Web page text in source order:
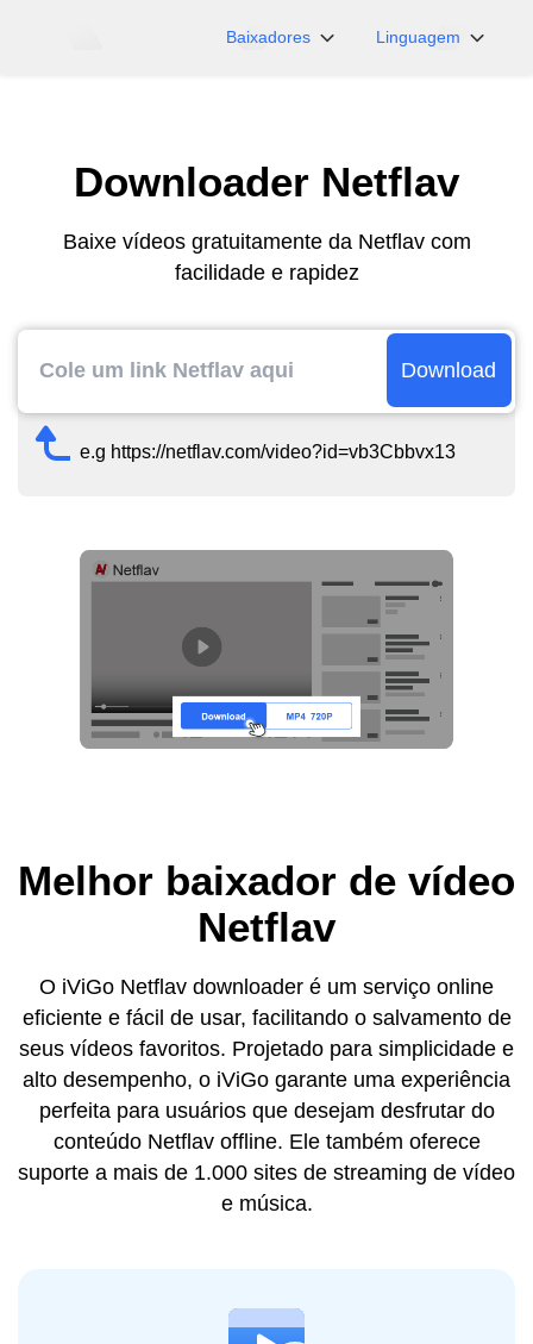
Baixadores
iFunny
OnlyFans
Myfans
Linguagem
Español
Português
Downloader Netflav
Baixe vídeos gratuitamente da Netflav com
facilidade e rapidez
Download
e.g https://netflav.com/video?id=vb3Cbbvx13
Melhor baixador de vídeo
Netflav
O iViGo Netflav downloader é um serviço online
eficiente e fácil de usar, facilitando o salvamento de
seus vídeos favoritos. Projetado para simplicidade e
alto desempenho, o iViGo garante uma experiência
perfeita para usuários que desejam desfrutar do
conteúdo Netflav offline. Ele também oferece
suporte a mais de 1.000 sites de streaming de vídeo
e música.